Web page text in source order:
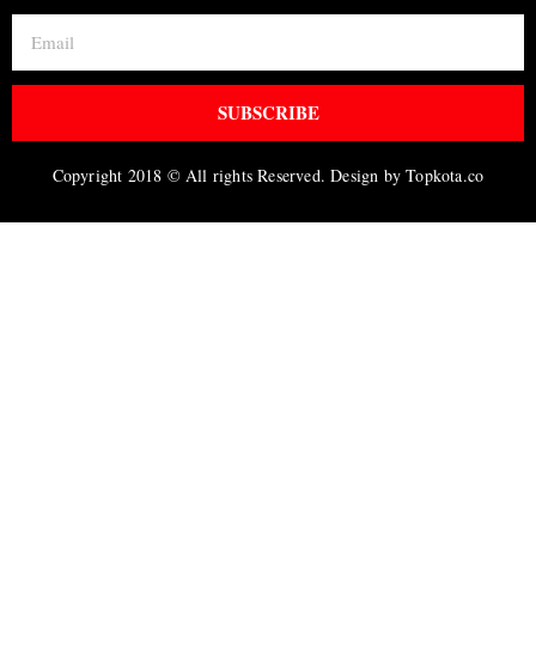
SUBSCRIBE
Copyright 2018 © All rights Reserved. Design by Topkota.co